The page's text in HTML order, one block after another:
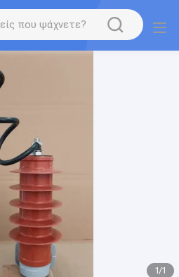
1/1